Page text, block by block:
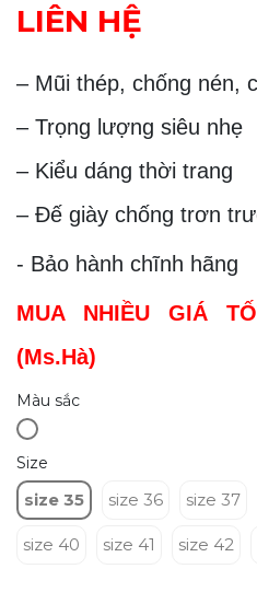
LIÊN HỆ
– Mũi thép, chống nén,
– Trọng lượng siêu nhẹ
– Kiểu dáng thời trang
– Đế giày chống trơn
- Bảo hành chĩnh hãng
MUA NHIỀU GIÁ
(Ms.Hà)
Màu sắc
Size
size 35 size 36 size 37
size 40 size 41 size 42